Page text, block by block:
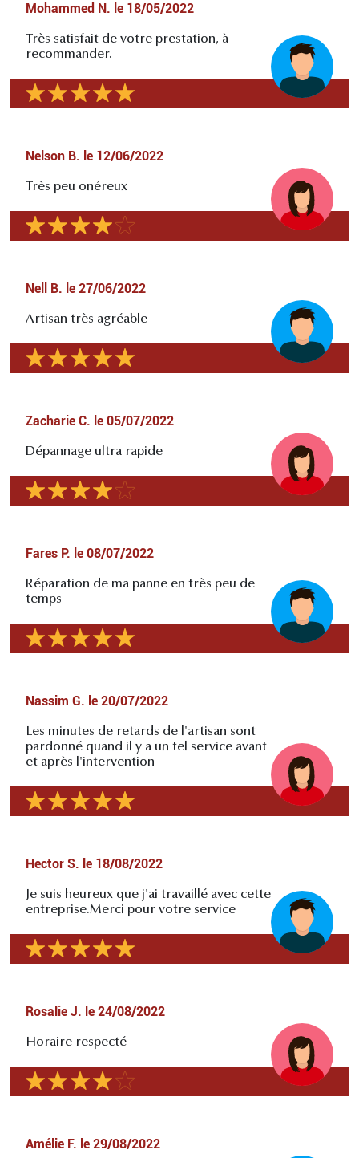
Mohammed N. le 18/05/2022
Très satisfait de votre prestation, à
recommander.
Nelson B. le 12/06/2022
Très peu onéreux
Nell B. le 27/06/2022
Artisan très agréable
Zacharie C. le 05/07/2022
Dépannage ultra rapide
Fares P. le 08/07/2022
Réparation de ma panne en très peu de
temps
Nassim G. le 20/07/2022
Les minutes de retards de l'artisan sont
pardonné quand il y a un tel service avant
et après l'intervention
Hector S. le 18/08/2022
Je suis heureux que j'ai travaillé avec cette
entreprise.Merci pour votre service
Rosalie J. le 24/08/2022
Horaire respecté
Amélie F. le 29/08/2022